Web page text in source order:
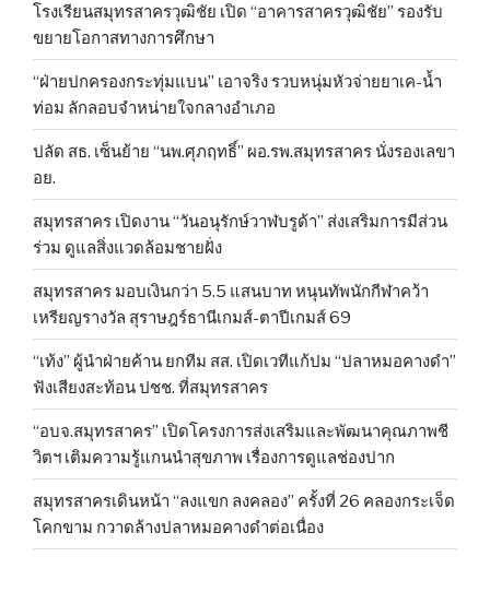
โรงเรียนสมุทรสาครวุฒิชัย เปิด “อาคารสาครวุฒิชัย” รองรับ
ขยายโอกาสทางการศึกษา
“ฝ่ายปกครองกระทุ่มแบน” เอาจริง รวบหนุ่มหัวจ่ายยาเค-น้ำ
ท่อม ลักลอบจำหน่ายใจกลางอำเภอ
ปลัด สธ. เซ็นย้าย “นพ.ศุภฤทธิ์” ผอ.รพ.สมุทรสาคร นั่งรองเลขา
อย.
สมุทรสาคร เปิดงาน “วันอนุรักษ์วาฬบรูด้า” ส่งเสริมการมีส่วน
ร่วม ดูแลสิ่งแวดล้อมชายฝั่ง
สมุทรสาคร มอบเงินกว่า 5.5 แสนบาท หนุนทัพนักกีฬาคว้า
เหรียญรางวัล สุราษฎร์ธานีเกมส์-ตาปีเกมส์ 69
“เท้ง” ผู้นำฝ่ายค้าน ยกทีม สส. เปิดเวทีแก้ปม “ปลาหมอคางดำ”
ฟังเสียงสะท้อน ปชช. ที่สมุทรสาคร
“อบจ.สมุทรสาคร” เปิดโครงการส่งเสริมและพัฒนาคุณภาพชี
วิตฯ เติมความรู้แกนนำสุขภาพ เรื่องการดูแลช่องปาก
สมุทรสาครเดินหน้า “ลงแขก ลงคลอง” ครั้งที่ 26 คลองกระเจ็ด
โคกขาม กวาดล้างปลาหมอคางดำต่อเนื่อง